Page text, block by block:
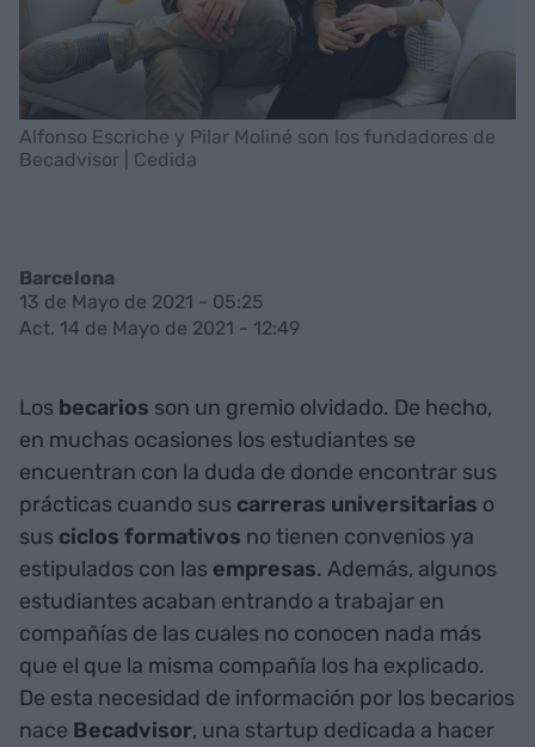
Alfonso Escriche y Pilar Moliné son los fundadores de
Becadvisor | Cedida
Barcelona
13 de Mayo de 2021 - 05:25
Act. 14 de Mayo de 2021 - 12:49
Los becarios son un gremio olvidado. De hecho,
en muchas ocasiones los estudiantes se
encuentran con la duda de donde encontrar sus
prácticas cuando sus carreras universitarias o
sus ciclos formativos no tienen convenios ya
estipulados con las empresas. Además, algunos
estudiantes acaban entrando a trabajar en
compañías de las cuales no conocen nada más
que el que la misma compañía los ha explicado.
De esta necesidad de información por los becarios
nace Becadvisor, una startup dedicada a hacer